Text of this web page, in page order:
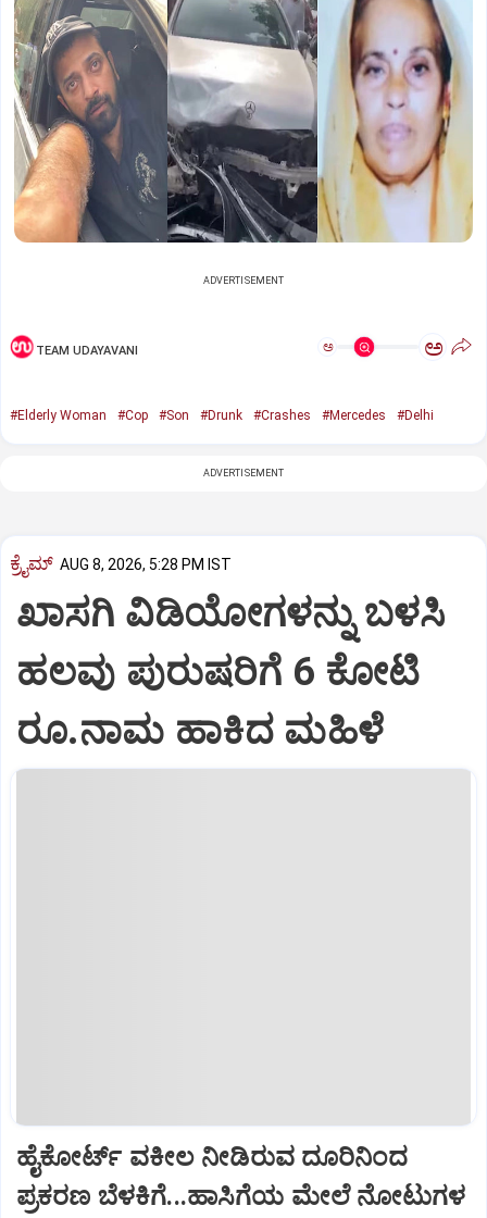
ADVERTISEMENT
TEAM UDAYAVANI ಅ ಅ
#Elderly Woman #Cop #Son #Drunk #Crashes #Mercedes #Delhi
ADVERTISEMENT
ಕ್ರೈಮ್ AUG 8, 2026, 5:28 PM IST
ಖಾಸಗಿ ವಿಡಿಯೋಗಳನ್ನು ಬಳಸಿ
ಹಲವು ಪುರುಷರಿಗೆ 6 ಕೋಟಿ
ರೂ.ನಾಮ ಹಾಕಿದ ಮಹಿಳೆ
ಹೈಕೋರ್ಟ್‌ ವಕೀಲ ನೀಡಿರುವ ದೂರಿನಿಂದ
ಪ್ರಕರಣ ಬೆಳಕಿಗೆ...ಹಾಸಿಗೆಯ ಮೇಲೆ ನೋಟುಗಳ